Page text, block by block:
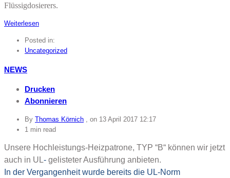
Flüssigdosierers.
Weiterlesen
Posted in:
Uncategorized
NEWS
Drucken
Abonnieren
By Thomas Körnich , on 13 April 2017 12:17
1 min read
Unsere Hochleistungs-Heizpatrone, TYP “B“ können wir jetzt
auch in UL- gelisteter Ausführung anbieten.
In der Vergangenheit wurde bereits die UL-Norm